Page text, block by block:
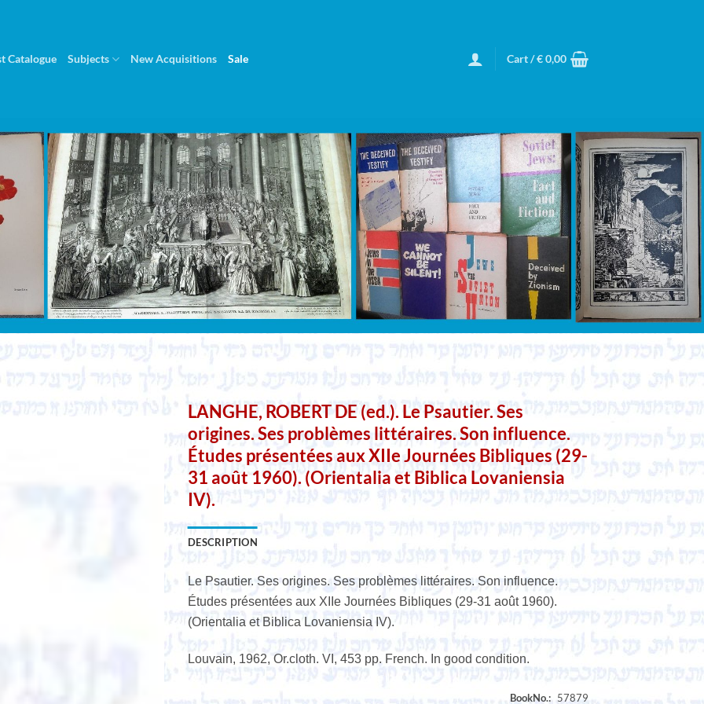
Catalogue Subjects New Acquisitions Sale Cart /€0,00
LANGHE, ROBERT DE (ed.). Le Psautier. Ses
origines. Ses problèmes littéraires. Son influence.
Études présentées aux XIIe Journées Bibliques (29-
31 août 1960). (Orientalia et Biblica Lovaniensia
IV).
DESCRIPTION
Le Psautier. Ses origines. Ses problèmes littéraires. Son influence.
Études présentées aux XIIe Journées Bibliques (29-31 août 1960).
(Orientalia et Biblica Lovaniensia IV).
Louvain, 1962, Or.cloth. VI, 453 pp. French. In good condition.